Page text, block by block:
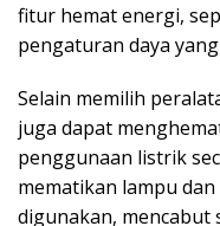
fitur hemat energi,
pengaturan daya
Selain memilih
juga dapat
penggunaan listrik
mematikan lampu
digunakan,